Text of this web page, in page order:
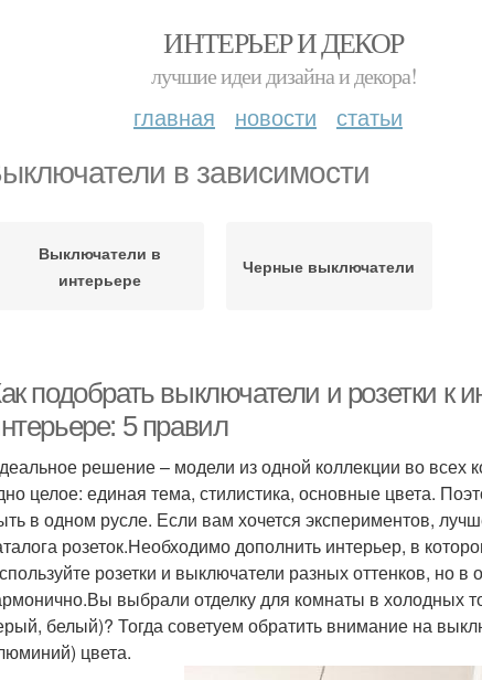
ИНТЕРЬЕР И ДЕКОР
лучшие идеи дизайна и декора!
главная новости статьи
в зависимости
Выключатели в
интерьере
Черные выключатели
подобрать выключатели и розетки к
5 правил
решение – модели из одной коллекции во всех
целое: единая тема, стилистика, основные цвета.
в одном русле. Если вам хочется экспериментов,
розеток.Необходимо дополнить интерьер, в
розетки и выключатели разных оттенков, но в
выбрали отделку для комнаты в холодных
белый)? Тогда советуем обратить внимание на
цвета.